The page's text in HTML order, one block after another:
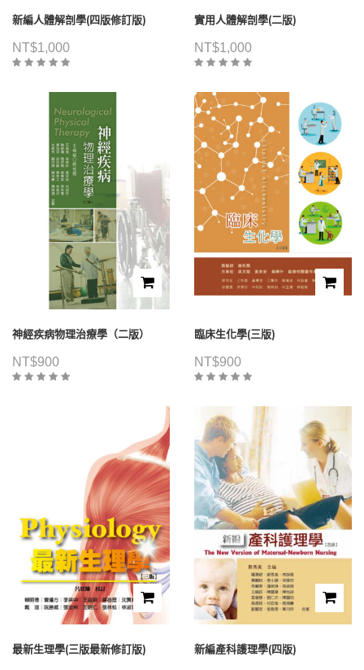
新編人體解剖學(四版修訂版)
NT$1,000
實用人體解剖學(二版)
NT$1,000
神經疾病物理治療學（二版）
NT$900
臨床生化學(三版)
NT$900
最新生理學(三版最新修訂版) 新編產科護理學(四版)